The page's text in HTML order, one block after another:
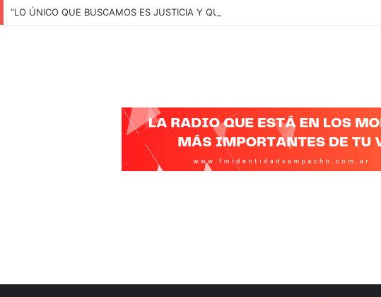
“LO ÚNICO QUE BUSCAMOS ES JUSTICIA Y QUE SE CONOZCA LA VERDAD”